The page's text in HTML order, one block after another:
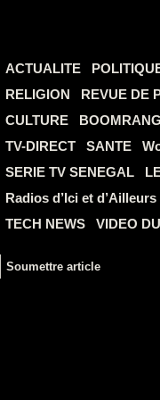
ACTUALITE
RELIGION
REVUE DE
CULTURE
BOOMRANG
TV-DIRECT
SANTE
SERIE TV SENEGAL
Radios d’Ici et d’Ailleurs
TECH NEWS
VIDEO
Soumettre article